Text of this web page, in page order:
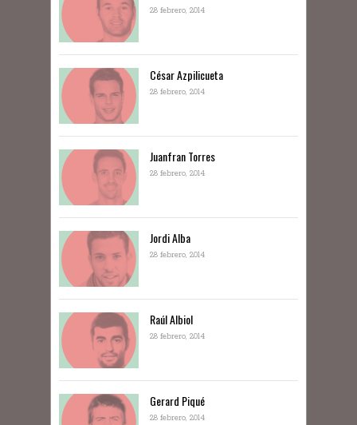
28 febrero, 2014
César Azpilicueta
28 febrero, 2014
Juanfran Torres
28 febrero, 2014
Jordi Alba
28 febrero, 2014
Raúl Albiol
28 febrero, 2014
Gerard Piqué
28 febrero, 2014